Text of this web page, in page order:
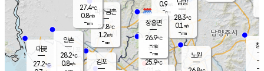
0.9
-mm
파주금촌
27.8℃
1.2m/s
-mm
대곶
27.2℃
창
-
-m/
27.4℃
0.8m/s
-mm
김포
양촌
28.2℃
0.8m/s
은평
25.9℃
노원
남방
28.3℃
0.1 m/s
-mm
장흥면
26.9℃
-m/s
-mm